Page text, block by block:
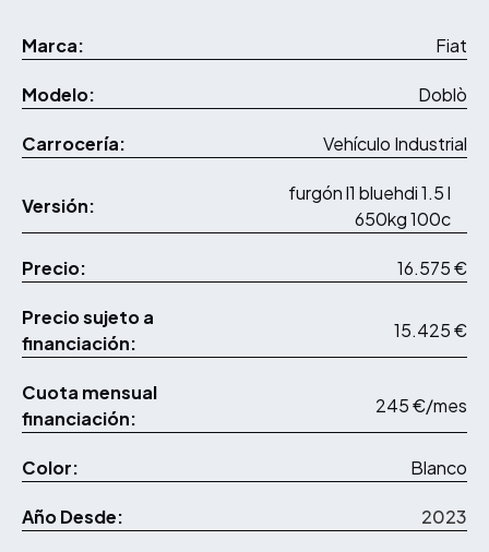
Marca: Fiat
Modelo: Doblò
Carrocería: Vehículo Industrial
Versión:
furgón l1 bluehdi 1.5 l
650kg 100c
Precio: 16.575 €
Precio sujeto a
financiación:
15.425 €
Cuota mensual
financiación:
245 €/mes
Color: Blanco
Año Desde: 2023